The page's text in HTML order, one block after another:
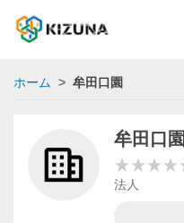
ホーム 牟田口園
牟田口園
法人